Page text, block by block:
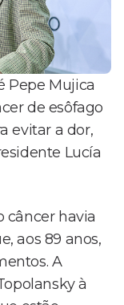
Pepe Mujica
de esôfago
evitar a dor,
Lucía
câncer havia
aos 89 anos,
A
à